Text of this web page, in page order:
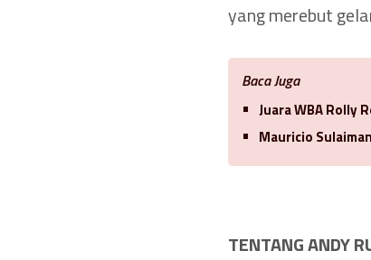
yang merebut
Baca Juga
Juara WBA Rolly
Mauricio
TENTANG ANDY